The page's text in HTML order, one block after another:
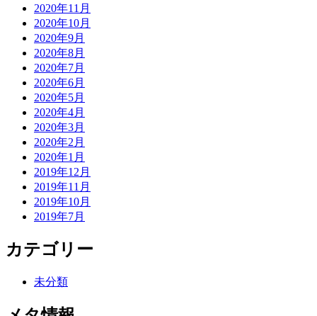
2020年11月
2020年10月
2020年9月
2020年8月
2020年7月
2020年6月
2020年5月
2020年4月
2020年3月
2020年2月
2020年1月
2019年12月
2019年11月
2019年10月
2019年7月
カテゴリー
未分類